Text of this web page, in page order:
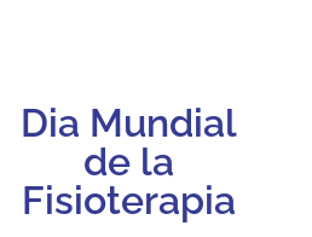
Dia Mundial
de la
Fisioterapia